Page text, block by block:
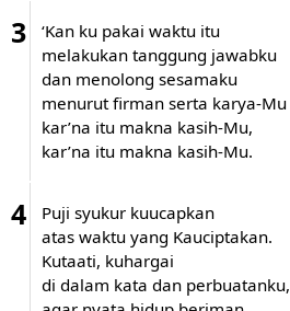
3
‘Kan ku pakai waktu itu
melakukan tanggung jawabku
dan menolong sesamaku
menurut firman serta karya-Mu
kar’na itu makna kasih-Mu,
kar’na itu makna kasih-Mu.
4
Puji syukur kuucapkan
atas waktu yang Kauciptakan.
Kutaati, kuhargai
di dalam kata dan perbuatanku,